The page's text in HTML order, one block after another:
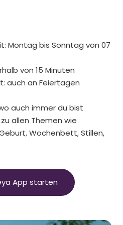
Montag bis Sonntag von 07
von 15 Minuten
auch an Feiertagen
auch immer du bist
allen Themen wie
Wochenbett, Stillen,
App starten